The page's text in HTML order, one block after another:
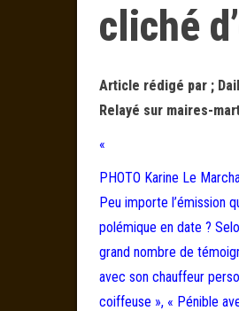
cliché
Article rédigé par ;
Relayé sur maires-
«
PHOTO Karine Le
Peu importe l’émission
polémique en date ?
grand nombre de
avec son chauffeur
coiffeuse », « Pénible